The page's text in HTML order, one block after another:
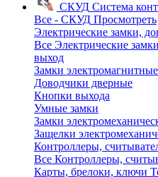
СКУД Система
Все - СКУД Просмотреть
Электрические замки,
Все Электрические
выход
Замки электромагнитные
Доводчики дверные
Кнопки выхода
Умные замки
Замки
Защелки
Контроллеры,
Все Контроллеры,
Карты, брелоки, ключи